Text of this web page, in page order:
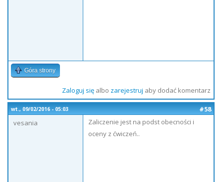
Góra strony
Zaloguj sięalbo zarejestruj aby dodać komentarz
wt., 09/02/2016 - 05:03
#58
vesania
Zaliczenie jest na podst obecności i
oceny z ćwiczeń..